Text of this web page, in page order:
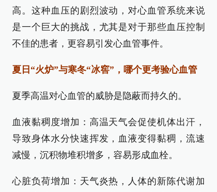
高。这种血压的剧烈波动，对心血管系统来说
是一个巨大的挑战，尤其是对于那些血压控制
不佳的患者，更容易引发心血管事件。
夏日“火炉”与寒冬“冰窖”，哪个更考验心血管
夏季高温对心血管的威胁是隐蔽而持久的。
血液黏稠度增加：高温天气会促使机体出汗，
导致身体水分快速挥发，血液变得黏稠，流速
减慢，沉积物堆积增多，容易形成血栓。
心脏负荷增加：天气炎热，人体的新陈代谢加